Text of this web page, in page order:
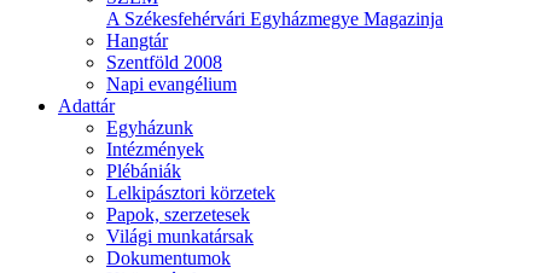
A Székesfehérvári Egyházmegye Magazinja
Hangtár
Szentföld 2008
Napi evangélium
Adattár
Egyházunk
Intézmények
Plébániák
Lelkipásztori körzetek
Papok, szerzetesek
Világi munkatársak
Dokumentumok